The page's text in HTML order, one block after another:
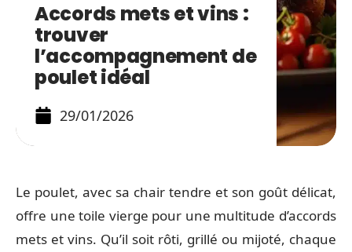
Accords mets et vins :
trouver
l’accompagnement de
poulet idéal
29/01/2026
Le poulet, avec sa chair tendre et son goût délicat,
offre une toile vierge pour une multitude d’accords
mets et vins. Qu’il soit rôti, grillé ou mijoté, chaque